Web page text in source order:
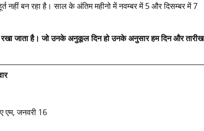
बन रहा है। साल के अंतिम महीनो में नवम्बर में 5 और दिसम्बर में 7
जाता है। जो उनके अनुकूल दिन हो उनके अनुसार हम दिन और तारीख
एम, जनवरी 16